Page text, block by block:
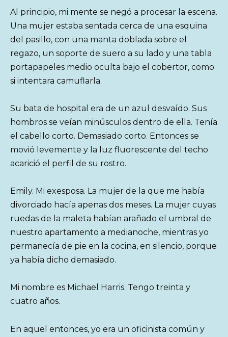
Al principio, mi mente se negó a procesar la escena.
Una mujer estaba sentada cerca de una esquina
del pasillo, con una manta doblada sobre el
regazo, un soporte de suero a su lado y una tabla
portapapeles medio oculta bajo el cobertor, como
si intentara camuflarla.
Su bata de hospital era de un azul desvaído. Sus
hombros se veían minúsculos dentro de ella. Tenía
el cabello corto. Demasiado corto. Entonces se
movió levemente y la luz fluorescente del techo
acarició el perfil de su rostro.
Emily. Mi exesposa. La mujer de la que me había
divorciado hacía apenas dos meses. La mujer cuyas
ruedas de la maleta habían arañado el umbral de
nuestro apartamento a medianoche, mientras yo
permanecía de pie en la cocina, en silencio, porque
ya había dicho demasiado.
Mi nombre es Michael Harris. Tengo treinta y
cuatro años.
En aquel entonces, yo era un oficinista común y